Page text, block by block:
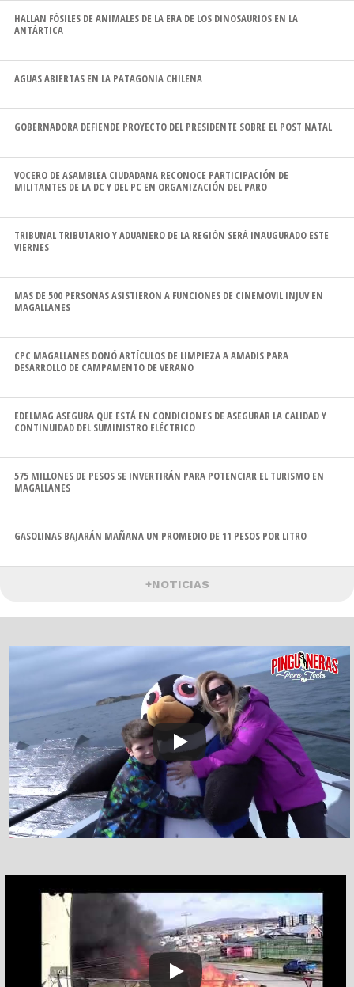
HALLAN FÓSILES DE ANIMALES DE LA ERA DE LOS DINOSAURIOS EN LA
ANTÁRTICA
AGUAS ABIERTAS EN LA PATAGONIA CHILENA
GOBERNADORA DEFIENDE PROYECTO DEL PRESIDENTE SOBRE EL POST NATAL
VOCERO DE ASAMBLEA CIUDADANA RECONOCE PARTICIPACIÓN DE
MILITANTES DE LA DC Y DEL PC EN ORGANIZACIÓN DEL PARO
TRIBUNAL TRIBUTARIO Y ADUANERO DE LA REGIÓN SERÁ INAUGURADO ESTE
VIERNES
MAS DE 500 PERSONAS ASISTIERON A FUNCIONES DE CINEMOVIL INJUV EN
MAGALLANES
CPC MAGALLANES DONÓ ARTÍCULOS DE LIMPIEZA A AMADIS PARA
DESARROLLO DE CAMPAMENTO DE VERANO
EDELMAG ASEGURA QUE ESTÁ EN CONDICIONES DE ASEGURAR LA CALIDAD Y
CONTINUIDAD DEL SUMINISTRO ELÉCTRICO
575 MILLONES DE PESOS SE INVERTIRÁN PARA POTENCIAR EL TURISMO EN
MAGALLANES
GASOLINAS BAJARÁN MAÑANA UN PROMEDIO DE 11 PESOS POR LITRO
+NOTICIAS